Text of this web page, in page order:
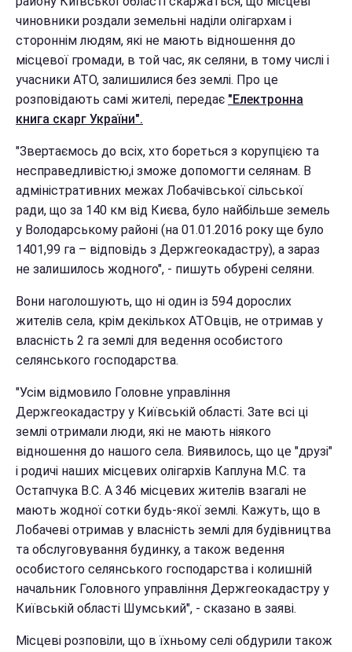
чиновники роздали земельні наділи олігархам і
стороннім людям, які не мають відношення до
місцевої громади, в той час, як селяни, в тому числі і
учасники АТО, залишилися без землі. Про це
розповідають самі жителі, передає "Електронна
книга скарг України".
"Звертаємось до всіх, хто бореться з корупцією та
несправедливістю,і зможе допомогти селянам. В
адміністративних межах Лобачівської сільської
ради, що за 140 км від Києва, було найбільше земель
у Володарському районі (на 01.01.2016 року ще було
1401,99 га – відповідь з Держгеокадастру), а зараз
не залишилось жодного", - пишуть обурені селяни.
Вони наголошують, що ні один із 594 дорослих
жителів села, крім декількох АТОвців, не отримав у
власність 2 га землі для ведення особистого
селянського господарства.
"Усім відмовило Головне управління
Держгеокадастру у Київській області. Зате всі ці
землі отримали люди, які не мають ніякого
відношення до нашого села. Виявилось, що це "друзі"
і родичі наших місцевих олігархів Каплуна М.С. та
Остапчука В.С. А 346 місцевих жителів взагалі не
мають жодної сотки будь-якої землі. Кажуть, що в
Лобачеві отримав у власність землі для будівництва
та обслуговування будинку, а також ведення
особистого селянського господарства і колишній
начальник Головного управління Держгеокадастру у
Київській області Шумський", - сказано в заяві.
Місцеві розповіли, що в їхньому селі обдурили також